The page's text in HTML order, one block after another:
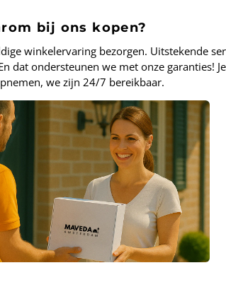
bij ons kopen?
winkelervaring bezorgen. Uitstekende
dat ondersteunen we met onze garanties!
we zijn 24/7 bereikbaar.